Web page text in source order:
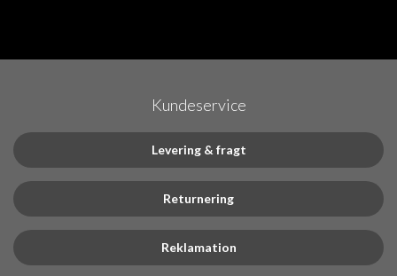
Kundeservice
Levering & fragt
Returnering
Reklamation